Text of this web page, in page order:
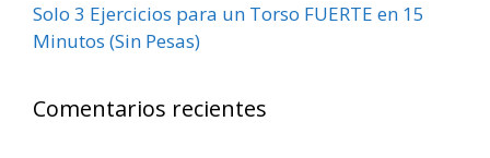
Solo 3 Ejercicios para un Torso FUERTE en 15
Minutos (Sin Pesas)
Comentarios recientes